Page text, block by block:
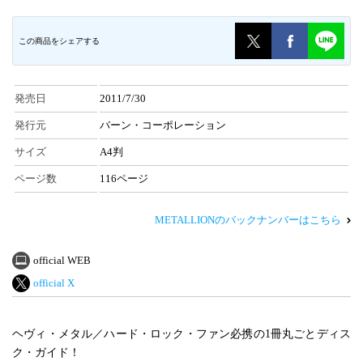
この商品をシェアする
発売日 2011/7/30
発行元 バーン・コーポレーション
サイズ A4判
ページ数 116ページ
METALLIONのバックナンバーはこちら
official WEB
official X
ヘヴィ・メタル／ハード・ロック・ファン必携の1冊丸ごとディス
ク・ガイド！